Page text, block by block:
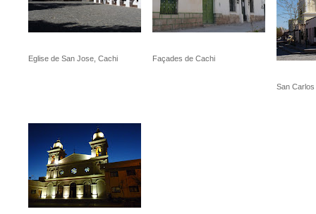
Eglise de San Jose, Cachi Façades de Cachi
San